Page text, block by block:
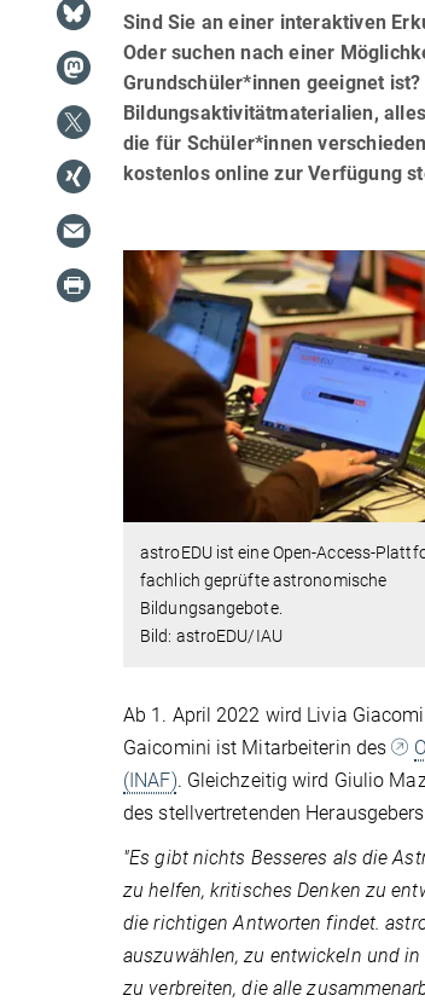
Sind Sie an einer interaktiven
Oder suchen nach einer
Grundschüler*innen geeignet
Bildungsaktivitätmaterialien,
die für Schüler*innen
kostenlos online zur Verfügung
astroEDU ist eine Open-Access-
fachlich geprüfte astronomische
Bildungsangebote.
Bild: astroEDU/IAU
Ab 1. April 2022 wird Livia
Gaicomini ist Mitarbeiterin des
(INAF). Gleichzeitig wird Giulio
des stellvertretenden
"Es gibt nichts Besseres als die
zu helfen, kritisches Denken zu
die richtigen Antworten findet.
auszuwählen, zu entwickeln und
zu verbreiten, die alle